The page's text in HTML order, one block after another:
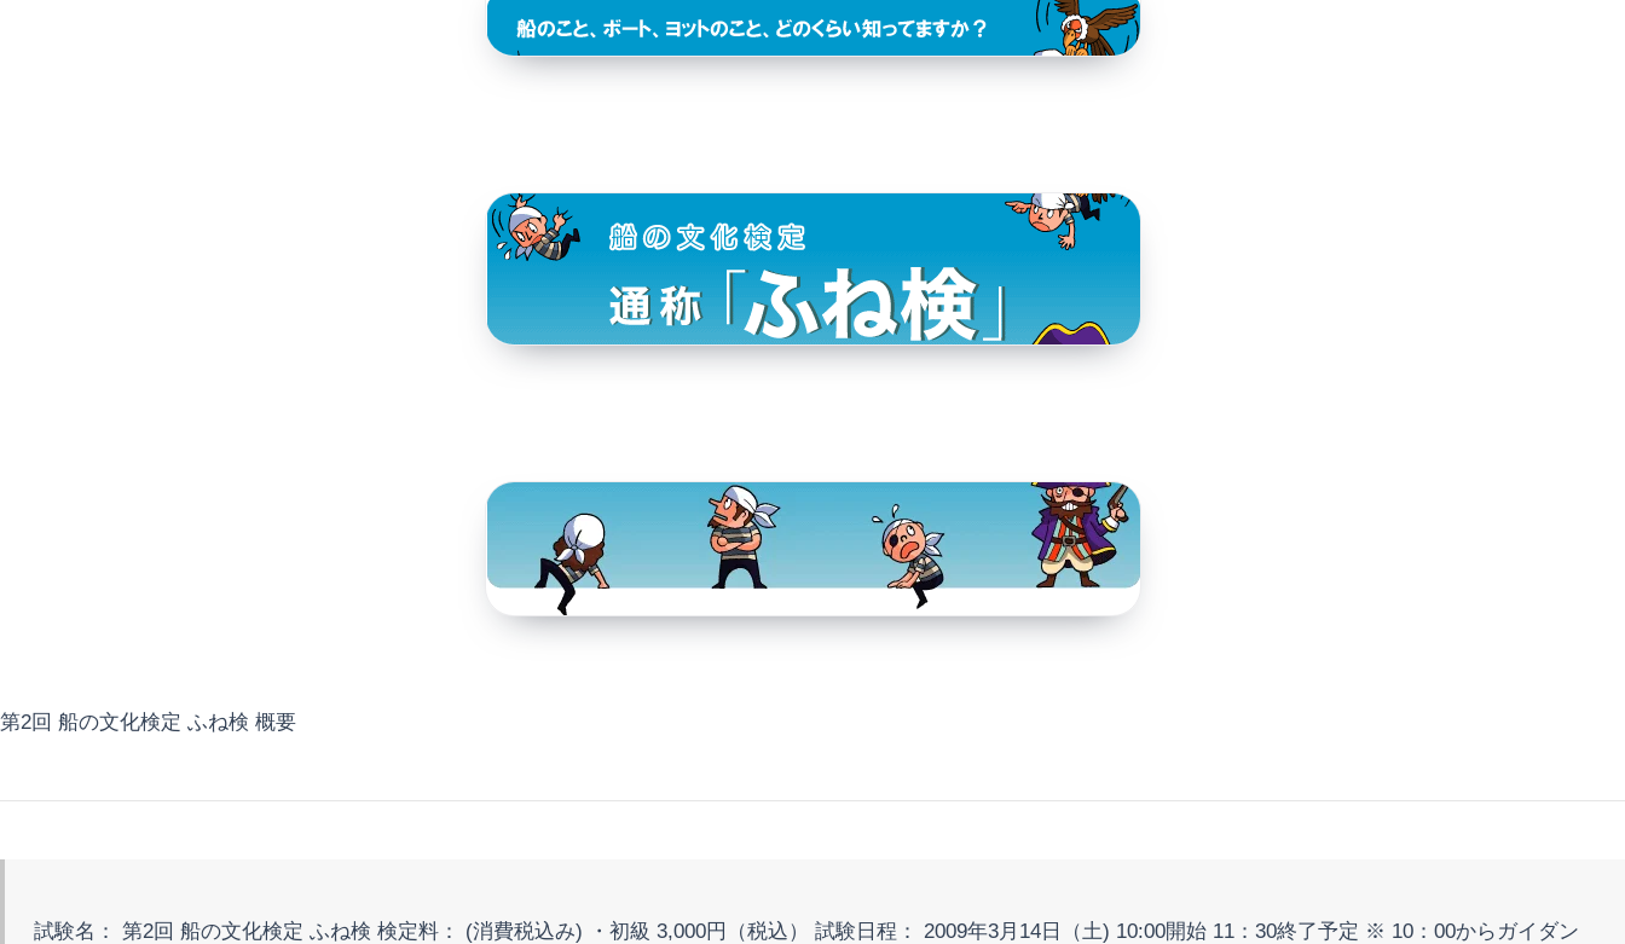
第2回 船の文化検定 ふね検 概要
試験名： 第2回 船の文化検定 ふね検 検定料： (消費税込み) ・初級 3,000円（税込） 試験日程： 2009年3月14日（土) 10:00開始 11：30終了予定 ※ 10：00からガイダン